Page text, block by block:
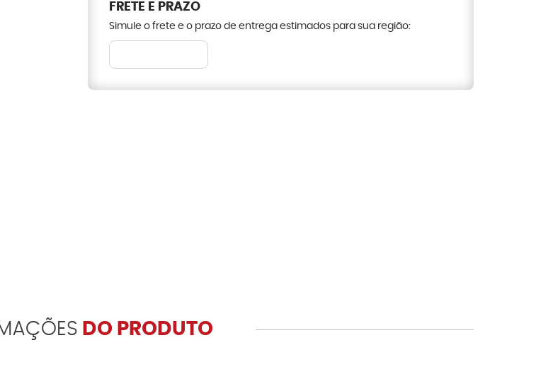
FRETE E PRAZO
Simule o frete e o prazo de entrega estimados para sua região:
DO PRODUTO